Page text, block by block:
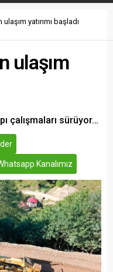
yatırımı başladı
ulaşım
çalışmaları sürüyor…
Kanalımız